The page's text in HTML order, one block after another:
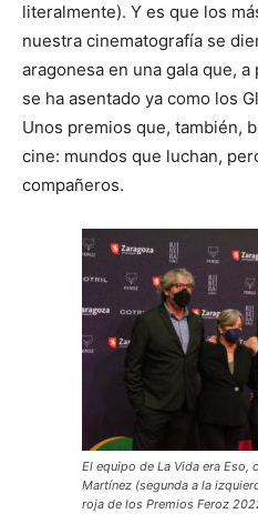
literalmente). Y es que los
nuestra cinematografía se
aragonesa en una gala que,
se ha asentado ya como los
Unos premios que, también,
cine: mundos que luchan,
compañeros.
El equipo de La Vida era Eso,
Martínez (segunda a la
roja de los Premios Feroz